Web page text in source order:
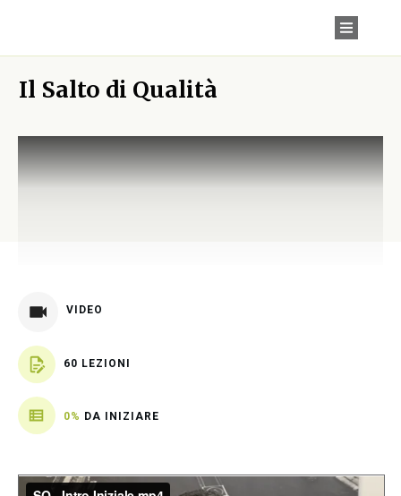
Il Salto di Qualità
VIDEO
60 LEZIONI
0% DA INIZIARE